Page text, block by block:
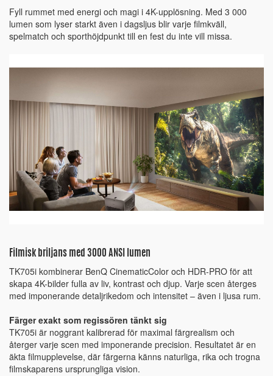
Fyll rummet med energi och magi i 4K-upplösning. Med 3 000
lumen som lyser starkt även i dagsljus blir varje filmkväll,
spelmatch och sporthöjdpunkt till en fest du inte vill missa.
Filmisk briljans med 3000 ANSI lumen
TK705i kombinerar BenQ CinematicColor och HDR-PRO för att
skapa 4K-bilder fulla av liv, kontrast och djup. Varje scen återges
med imponerande detaljrikedom och intensitet – även i ljusa rum.
Färger exakt som regissören tänkt sig
TK705i är noggrant kalibrerad för maximal färgrealism och
återger varje scen med imponerande precision. Resultatet är en
äkta filmupplevelse, där färgerna känns naturliga, rika och trogna
filmskaparens ursprungliga vision.